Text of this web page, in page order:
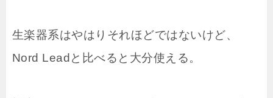
生楽器系はやはりそれほどではないけど、
Nord Leadと比べると大分使える。